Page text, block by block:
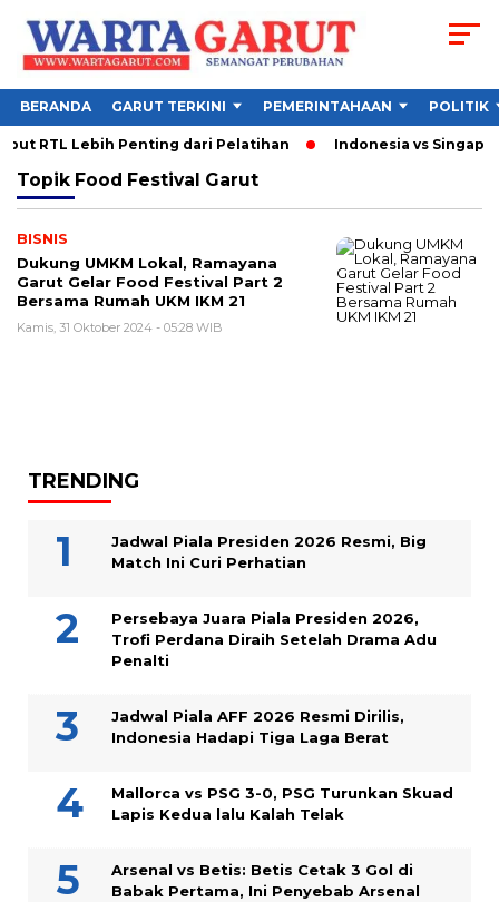
BERANDA GARUT TERKINI PEMERINTAHAAN POLITIK
RTL Lebih Penting dari Pelatihan Indonesia vs
Topik Food Festival Garut
BISNIS
Dukung UMKM Lokal, Ramayana
Garut Gelar Food Festival Part 2
Bersama Rumah UKM IKM 21
Kamis, 31 Oktober 2024 - 05:28 WIB
TRENDING
Jadwal Piala Presiden 2026 Resmi, Big
Match Ini Curi Perhatian
Persebaya Juara Piala Presiden 2026,
Trofi Perdana Diraih Setelah Drama Adu
Penalti
Jadwal Piala AFF 2026 Resmi Dirilis,
Indonesia Hadapi Tiga Laga Berat
Mallorca vs PSG 3-0, PSG Turunkan Skuad
Lapis Kedua lalu Kalah Telak
Arsenal vs Betis: Betis Cetak 3 Gol di
Babak Pertama, Ini Penyebab Arsenal